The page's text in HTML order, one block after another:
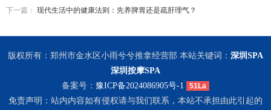
下一篇： 现代生活中的健康法则：先养脾胃还是疏肝理气？
版权所有：郑州市金水区小雨兮兮推拿经营部 本站关键词： 深圳SPA
深圳按摩SPA
备案号： 豫ICP备2024086905号-1 51La
免责声明：站内内容如有侵权请与我们联系，本站不承担由此引起的